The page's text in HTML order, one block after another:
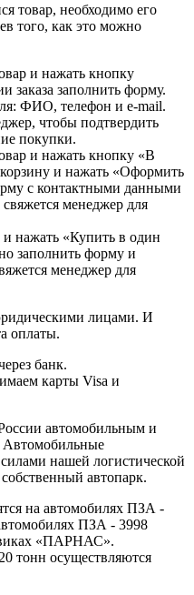
товар, необходимо его
того, как это можно
и нажать кнопку
заказа заполнить форму.
ФИО, телефон и e-mail.
чтобы подтвердить
покупки.
и нажать кнопку «В
и нажать «Оформить
с контактными данными
менеджер для
и нажать «Купить в один
заполнить форму и
менеджер для
лицами. И
оплаты.
банк.
карты Visa и
автомобильным и
Автомобильные
нашей логистической
автопарк.
на автомобилях ПЗА -
ПЗА - 3998
«ПАРНАС».
тонн осуществляются